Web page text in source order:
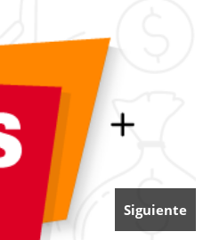
Siguiente